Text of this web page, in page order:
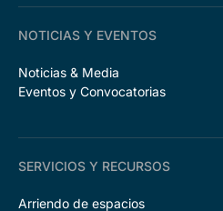
NOTICIAS Y EVENTOS
Noticias & Media
Eventos y Convocatorias
SERVICIOS Y RECURSOS
Arriendo de espacios